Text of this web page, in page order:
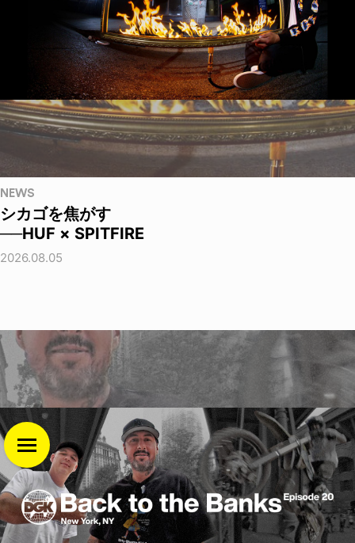
NEWS
シカゴを焦がす
──HUF × SPITFIRE
2026.08.05